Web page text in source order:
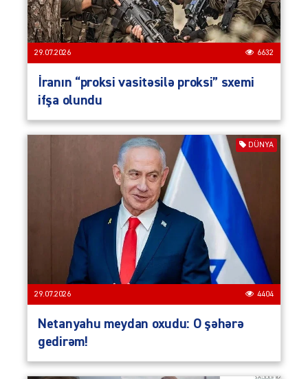
29.07.2026 6632
İranın “proksi vasitəsilə proksi” sxemi
ifşa olundu
DÜNYA
29.07.2026 4404
Netanyahu meydan oxudu: O şəhərə
gedirəm!